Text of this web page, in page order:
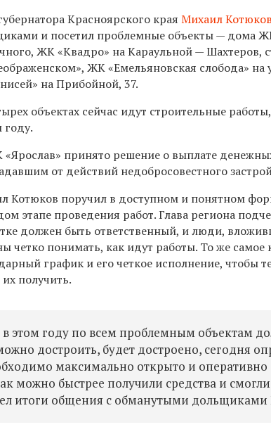
Красноярского краяМихаил Котюков
и посетил проблемные объекты — дома
ЖК «Квадро» на Караульной — Шахтеров,
ЖК «Емельяновская слобода» на
на Прибойной, 37.
объектах сейчас идут строительные
году.
принято решение о выплате
от действий недобросовестного
Котюков поручил в доступном и понятном
этапе проведения работ. Глава региона
должен быть ответственный, и люди,
четко понимать, как идут работы. То же самое
график и его четкое исполнение, чтобы
получить.
этом году по всем проблемным объектам
достроить, будет достроено, сегодня
максимально открыто и оперативно
можно быстрее получили средства и
итоги общения с обманутыми